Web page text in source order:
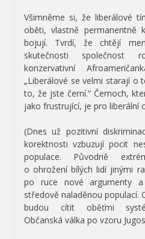
Všimněme si, že liberálové
oběti, vlastně permanentně
bojují. Tvrdí, že chtějí
skutečnosti společnost
konzervativní
„Liberálové se velmi starají o
to, že jste černí.“ Černoch,
jako frustrující, je pro liberální
(Dnes už pozitivní
korektnosti vzbuzují pocit
populace. Původně
o ohrožení bílých lidí jinými
po ruce nové argumenty
středově naladěnou populací.
budou cítit oběťmi
Občanská válka po vzoru